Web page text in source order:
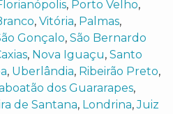
, Porto Velho,
, Vitória, Palmas,
Gonçalo, São Bernardo
, Nova Iguaçu, Santo
, Uberlândia, Ribeirão Preto,
dos Guararapes,
de Santana, Londrina,Juiz